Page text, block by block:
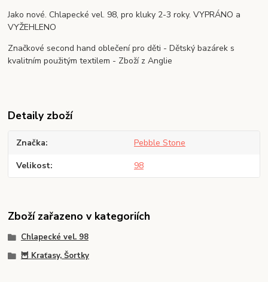
Jako nové. Chlapecké vel. 98, pro kluky 2-3 roky. VYPRÁNO a
VYŽEHLENO
Značkové second hand oblečení pro děti - Dětský bazárek s
kvalitním použitým textilem - Zboží z Anglie
Detaily zboží
Značka Pebble Stone
Velikost 98
Zboží zařazeno v kategoriích
Chlapecké vel. 98
🦉 Kraťasy, Šortky